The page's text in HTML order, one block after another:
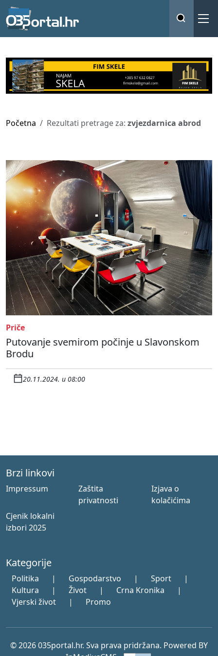
Početna Rezultati pretrage za: zvjezdarnica abrod
Priče
Putovanje svemirom počinje u Slavonskom
Brodu
20.11.2024. u 08:00
Brzi linkovi
Impressum
Zaštita
privatnosti
Izjava o
kolačićima
Cjenik lokalni
izbori 2025
Kategorije
Politika | Gospodarstvo | Sport
|
Kultura
| Život | Crna Kronika
|
Vjerski život
| Promo
© 2026 035portal.hr. Sva prava pridržana. Powered BY